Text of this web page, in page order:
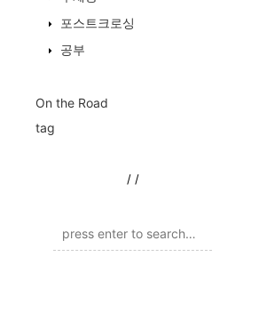
포스트크로싱
공부
On the Road
tag
/ /